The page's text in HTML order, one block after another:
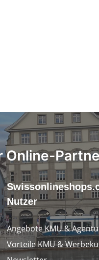
Online-
Nutzer
Angebote KMU &
Vorteile KMU &